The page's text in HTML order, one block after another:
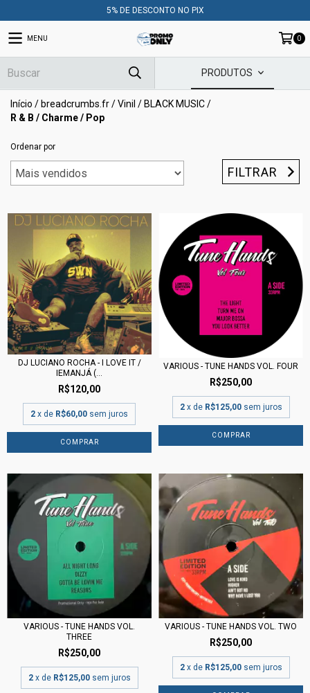
5% DE DESCONTO NO PIX
MENU 0
PRODUTOS
Início / breadcrumbs.fr/Vinil / BLACK MUSIC/
R & B / Charme / Pop
Ordenar por
FILTRAR
DJ LUCIANO ROCHA - I LOVE IT /
IEMANJÁ (...
R$120,00
2 x de R$60,00 sem juros
VARIOUS - TUNE HANDS VOL. FOUR
R$250,00
2 x de R$125,00 sem juros
VARIOUS - TUNE HANDS VOL.
THREE
R$250,00
2 x de R$125,00 sem juros
VARIOUS - TUNE HANDS VOL. TWO
R$250,00
2 x de R$125,00 sem juros